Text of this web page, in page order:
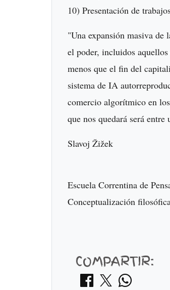
10) Presentación de
"Una expansión masiva de
el poder, incluidos
menos que el fin del
sistema de IA
comercio algorítmico en
que nos quedará será
Slavoj Žižek
Escuela Correntina de
Conceptualización
COMPARTIR: